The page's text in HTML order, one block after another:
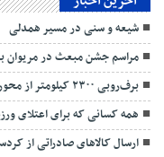
شیعه و سنی در مسیر همدلی
مراسم جشن مبعث در مریوان
برف‌روبی ۲۳۰۰ کیلومتر از محورهای کردستان
همه کسانی که برای اعتلای
ارسال کالاهای صادراتی از کردستان